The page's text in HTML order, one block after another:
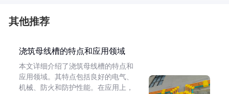
其他推荐
浇筑母线槽的特点和应用领域
本文详细介绍了浇筑母线槽的特点和
应用领域。其特点包括良好的电气、
机械、防火和防护性能。在应用上，